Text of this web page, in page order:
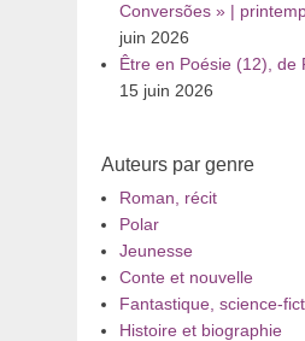
Conversões » |
juin 2026
Être en Poésie (12), de
15 juin 2026
Auteurs par genre
Roman, récit
Polar
Jeunesse
Conte et nouvelle
Fantastique, science-
Histoire et biographie